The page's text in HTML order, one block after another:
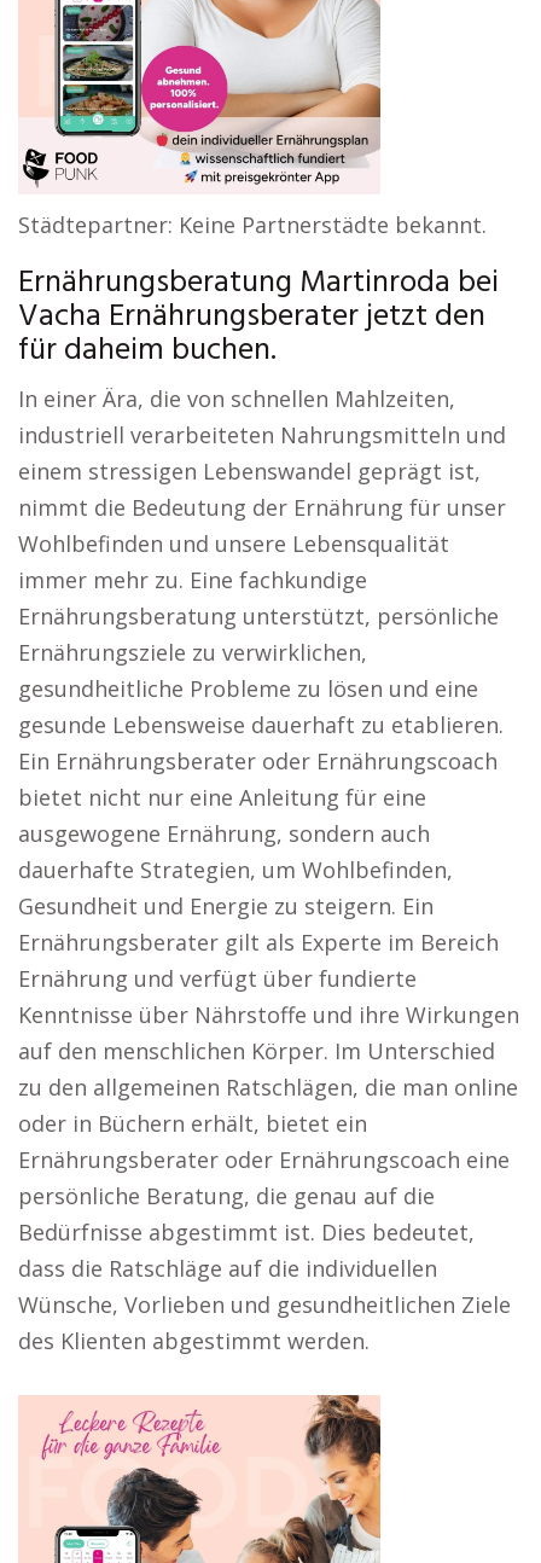
Städtepartner: Keine Partnerstädte bekannt.
Ernährungsberatung Martinroda bei
Vacha Ernährungsberater jetzt den
für daheim buchen.
In einer Ära, die von schnellen Mahlzeiten,
industriell verarbeiteten Nahrungsmitteln und
einem stressigen Lebenswandel geprägt ist,
nimmt die Bedeutung der Ernährung für unser
Wohlbefinden und unsere Lebensqualität
immer mehr zu. Eine fachkundige
Ernährungsberatung unterstützt, persönliche
Ernährungsziele zu verwirklichen,
gesundheitliche Probleme zu lösen und eine
gesunde Lebensweise dauerhaft zu etablieren.
Ein Ernährungsberater oder Ernährungscoach
bietet nicht nur eine Anleitung für eine
ausgewogene Ernährung, sondern auch
dauerhafte Strategien, um Wohlbefinden,
Gesundheit und Energie zu steigern. Ein
Ernährungsberater gilt als Experte im Bereich
Ernährung und verfügt über fundierte
Kenntnisse über Nährstoffe und ihre Wirkungen
auf den menschlichen Körper. Im Unterschied
zu den allgemeinen Ratschlägen, die man online
oder in Büchern erhält, bietet ein
Ernährungsberater oder Ernährungscoach eine
persönliche Beratung, die genau auf die
Bedürfnisse abgestimmt ist. Dies bedeutet,
dass die Ratschläge auf die individuellen
Wünsche, Vorlieben und gesundheitlichen Ziele
des Klienten abgestimmt werden.